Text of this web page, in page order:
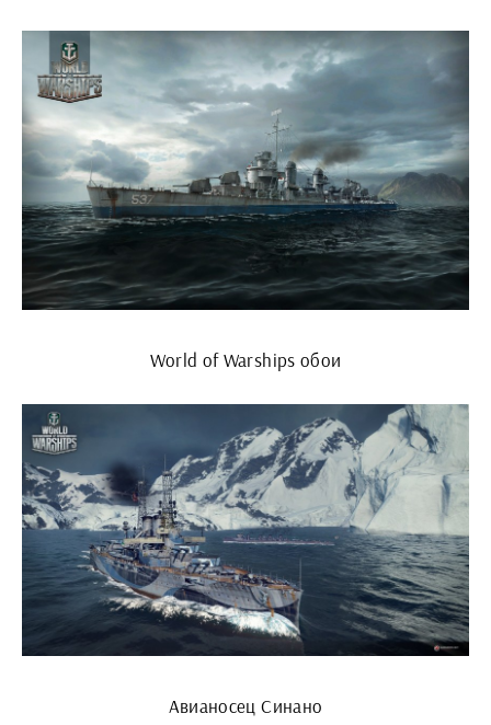
World of Warships обои
Авианосец Синано